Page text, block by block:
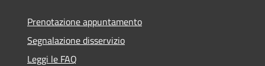
Prenotazione appuntamento
Segnalazione disservizio
Leggi le FAQ